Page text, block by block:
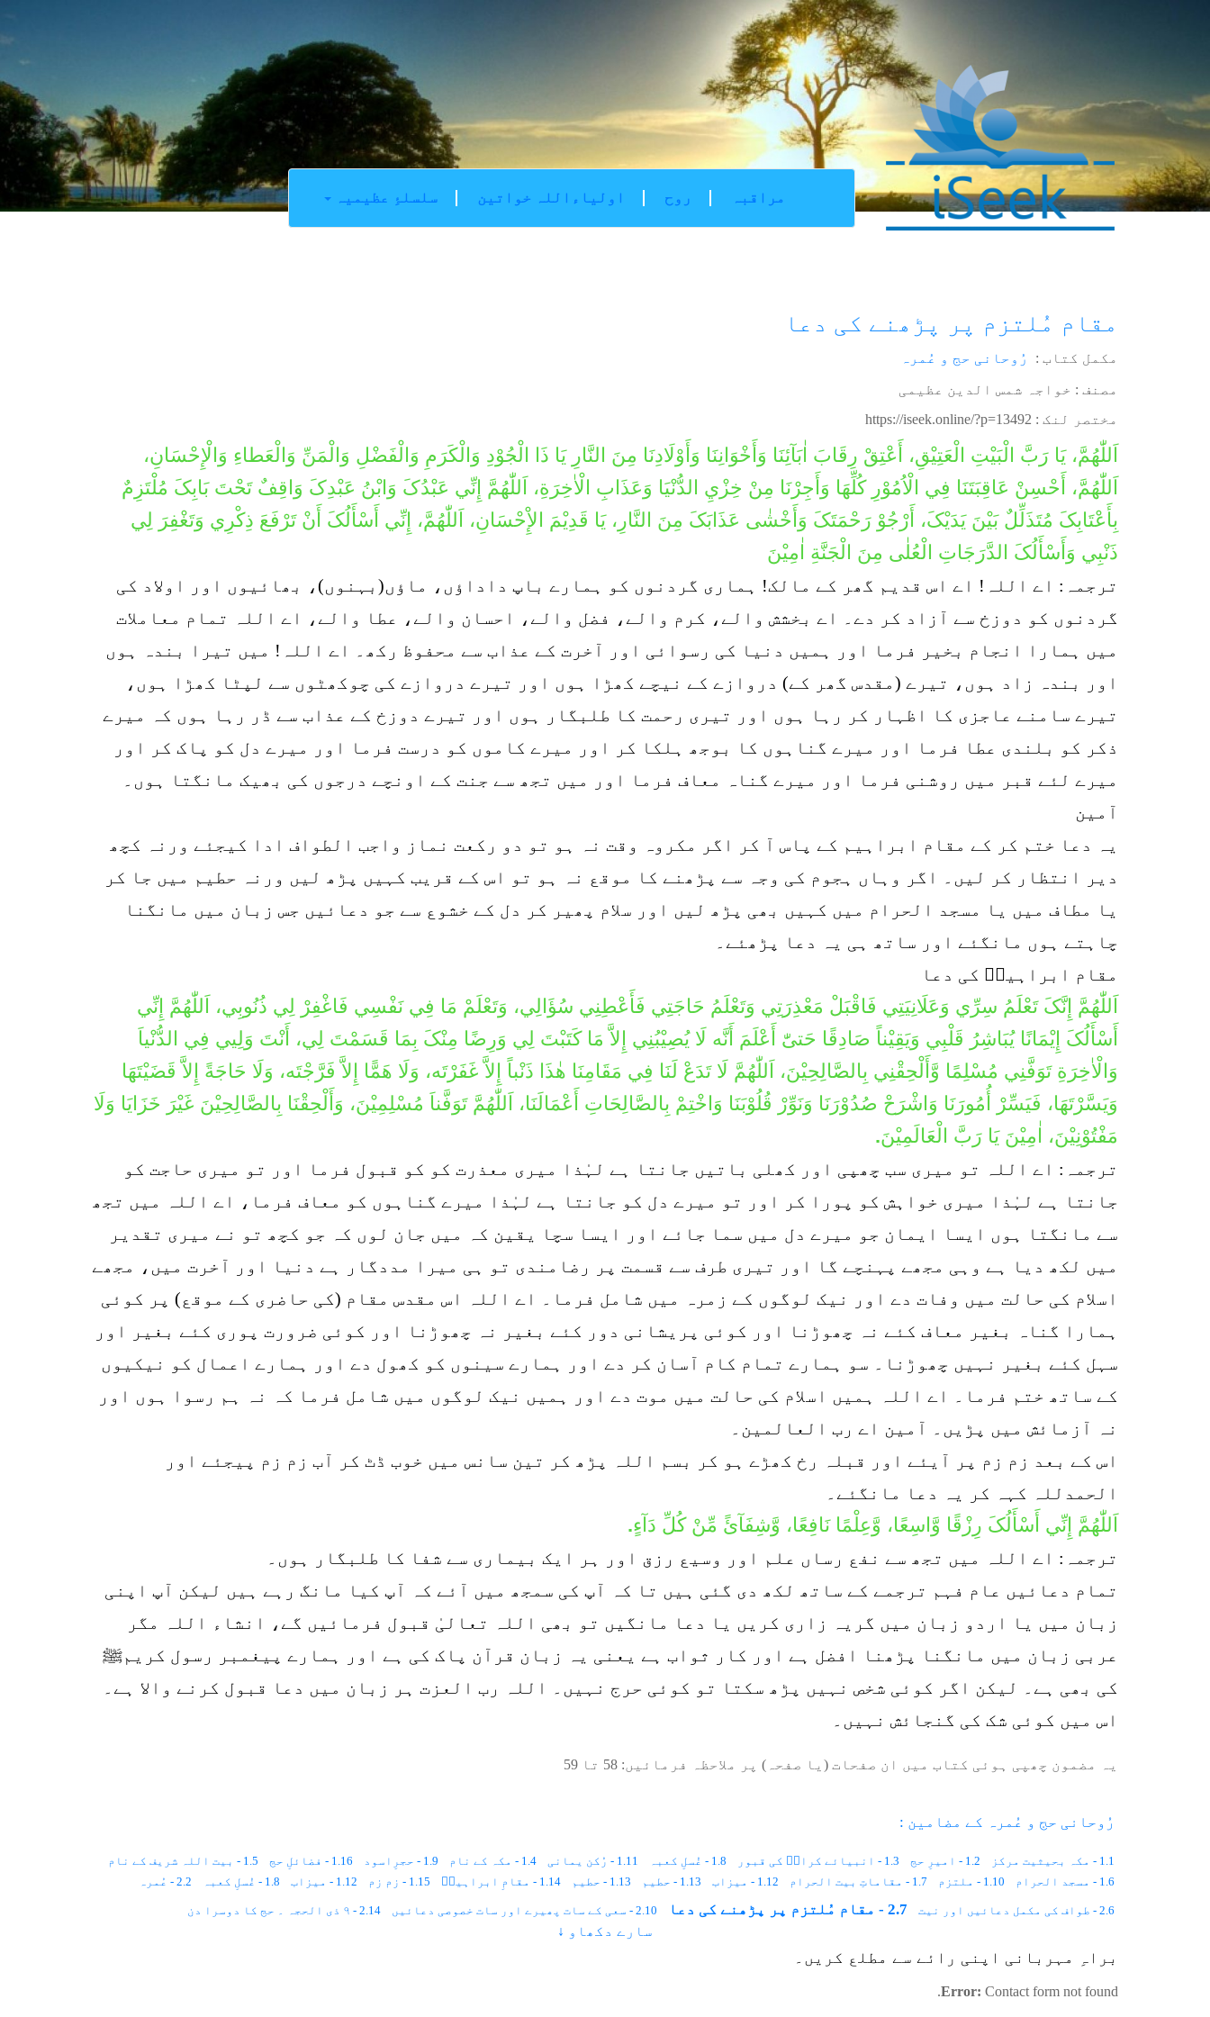
سلسلۂِ عظیمیہ اولیاءاللہ خواتین روح مراقبہ
مقام مُلتزم پر پڑھنے کی دعا
مکمل کتاب : رُوحانی حج و عُمرہ
مصنف : خواجہ شمس الدین عظیمی
مختصر لنک : https://iseek.online/?p=13492
اَللّٰهُمَّ، يَا رَبَّ الْبَيْتِ الْعَتِيْقِ، أَعْتِقْ رِقَابَ اٰبَآئِنَا وَأَخْوَانِنَا وَأَوْلَادِنَا مِنَ النَّارِ يَا ذَا الْجُوْدِ وَالْکَرَمِ وَالْفَضْلِ وَالْمَنِّ وَالْعَطاءِ وَالْإِحْسَانِ،
اَللّٰهُمَّ، أَحْسِنْ عَاقِبَتَنَا فِي الْاُمُوْرِ کُلِّهَا وَأَجِرْنَا مِنْ خِزْيِ الدُّنْيَا وَعَذَابِ الْاٰخِرَةِ، اَللّٰهُمَّ إِنِّي عَبْدُکَ وَابْنُ عَبْدِکَ وَاقِفٌ تَحْتَ بَابِکَ مُلْتَزِمٌ
بِأَعْتَابِکَ مُتَذَلِّلٌ بَيْنَ يَدَيْکَ، أَرْجُوْ رَحْمَتَکَ وَأَخْشٰی عَذَابَکَ مِنَ النَّارِ، يَا قَدِيْمَ الإِْحْسَانِ، اَللّٰهُمَّ، إِنِّي أَسْأَلُکَ أَنْ تَرْفَعَ ذِکْرِي وَتَغْفِرَ لِي
ذَنْبِي وَأَسْأَلُکَ الدَّرَجَاتِ الْعُلٰی مِنَ الْجَنَّةِ اٰمِيْنَ
ترجمہ: اے اللہ! اے اس قدیم گھر کے مالک! ہماری گردنوں کو ہمارے باپ داداؤں، ماؤں(بہنوں)، بھائیوں اور اولاد کی
گردنوں کو دوزخ سے آزاد کر دے۔ اے بخشش والے، کرم والے، فضل والے، احسان والے، عطا والے، اے اللہ تمام معاملات
میں ہمارا انجام بخیر فرما اور ہمیں دنیا کی رسوائی اور آخرت کے عذاب سے محفوظ رکھ۔ اے اللہ! میں تیرا بندہ ہوں
اور بندہ زاد ہوں، تیرے (مقدس گھر کے) دروازے کے نیچے کھڑا ہوں اور تیرے دروازے کی چوکھٹوں سے لپٹا کھڑا ہوں،
تیرے سامنے عاجزی کا اظہار کر رہا ہوں اور تیری رحمت کا طلبگار ہوں اور تیرے دوزخ کے عذاب سے ڈر رہا ہوں کہ میرے
ذکر کو بلندی عطا فرما اور میرے گناہوں کا بوجھ ہلکا کر اور میرے کاموں کو درست فرما اور میرے دل کو پاک کر اور
میرے لئے قبر میں روشنی فرما اور میرے گناہ معاف فرما اور میں تجھ سے جنت کے اونچے درجوں کی بھیک مانگتا ہوں۔
آمین
یہ دعا ختم کر کے مقام ابراہیم کے پاس آ کر اگر مکروہ وقت نہ ہو تو دو رکعت نماز واجب الطواف ادا کیجئے ورنہ کچھ
دیر انتظار کر لیں۔ اگر وہاں ہجوم کی وجہ سے پڑھنے کا موقع نہ ہو تو اس کے قریب کہیں پڑھ لیں ورنہ حطیم میں جا کر
یا مطاف میں یا مسجد الحرام میں کہیں بھی پڑھ لیں اور سلام پھیر کر دل کے خشوع سے جو دعائیں جس زبان میں مانگنا
چاہتے ہوں مانگئے اور ساتھ ہی یہ دعا پڑھئے۔
مقام ابراہیمؑ کی دعا
اَللّٰهُمَّ إِنَّکَ تَعْلَمُ سِرِّي وَعَلَانِيَتِي فَاقْبَلْ مَعْذِرَتِي وَتَعْلَمُ حَاجَتِي فَأَعْطِنِي سُؤَالِي، وَتَعْلَمْ مَا فِي نَفْسِي فَاغْفِرْ لِي ذُنُوبِي، اَللّٰهُمَّ إِنِّي
أَسْأَلُکَ إِيْمَانًا يُبَاشِرُ قَلْبِي وَيَقِيْناً صَادِقًا حَتیّٰ أَعْلَمَ أَنَّه لَا يُصِيْبُنِي إِلاَّ مَا کَتَبْتَ لِي وَرِضًا مِنْکَ بِمَا قَسَمْتَ لِي، أَنْتَ وَلِيي فِي الدُّنْياَ
وَالْاٰخِرَةِ تَوَفَّنِي مُسْلِمًا وَّأَلْحِقْنِي بِالصَّالِحِيْنَ، اَللّٰهُمَّ لَا تَدَعْ لَنَا فِي مَقَامِنَا هٰذَا ذَنْباً إِلاَّ غَفَرْتَه، وَلَا هَمًّا إِلاَّ فَرَّجْتَه، وَلَا حَاجَةً إِلاَّ قَضَيْتَهَا
وَيَسَّرْتَهَا، فَيَسِّرْ أُمُورَنَا وَاشْرَحْ صُدُوْرَنَا وَنَوِّرْ قُلُوْبَنَا وَاخْتِمْ بِالصَّالِحَاتِ أَعْمَالَنَا، اَللّٰهُمَّ تَوَفَّناَ مُسْلِمِيْنَ، وَأَلْحِقْنَا بِالصَّالِحِيْنَ غَيْرَ خَزَايَا وَلَا
مَفْتُوْنِيْنَ، اٰمِيْنَ يَا رَبَّ الْعَالَمِيْنَ.
ترجمہ: اے اللہ تو میری سب چھپی اور کھلی باتیں جانتا ہے لہٰذا میری معذرت کو کو قبول فرما اور تو میری حاجت کو
جانتا ہے لہٰذا میری خواہش کو پورا کر اور تو میرے دل کو جانتا ہے لہٰذا میرے گناہوں کو معاف فرما، اے اللہ میں تجھ
سے مانگتا ہوں ایسا ایمان جو میرے دل میں سما جائے اور ایسا سچا یقین کہ میں جان لوں کہ جو کچھ تو نے میری تقدیر
میں لکھ دیا ہے وہی مجھے پہنچے گا اور تیری طرف سے قسمت پر رضامندی تو ہی میرا مددگار ہے دنیا اور آخرت میں، مجھے
اسلام کی حالت میں وفات دے اور نیک لوگوں کے زمرہ میں شامل فرما۔ اے اللہ اس مقدس مقام (کی حاضری کے موقع) پر کوئی
ہمارا گناہ بغیر معاف کئے نہ چھوڑنا اور کوئی پریشانی دور کئے بغیر نہ چھوڑنا اور کوئی ضرورت پوری کئے بغیر اور
سہل کئے بغیر نہیں چھوڑنا۔ سو ہمارے تمام کام آسان کر دے اور ہمارے سینوں کو کھول دے اور ہمارے اعمال کو نیکیوں
کے ساتھ ختم فرما۔ اے اللہ ہمیں اسلام کی حالت میں موت دے اور ہمیں نیک لوگوں میں شامل فرما کہ نہ ہم رسوا ہوں اور
نہ آزمائش میں پڑیں۔ آمین اے رب العالمین۔
اس کے بعد زم زم پر آیئے اور قبلہ رخ کھڑے ہو کر بسم اللہ پڑھ کر تین سانس میں خوب ڈٹ کر آب زم زم پیجئے اور
الحمدللہ کہہ کر یہ دعا مانگئے۔
اَللّٰهُمَّ إِنِّي أَسْأَلُکَ رِزْقًا وَّاسِعًا، وَّعِلْمًا نَافِعًا، وَّشِفَآئً مِّنْ کُلِّ دَآءٍ.
ترجمہ: اے اللہ میں تجھ سے نفع رساں علم اور وسیع رزق اور ہر ایک بیماری سے شفا کا طلبگار ہوں۔
تمام دعائیں عام فہم ترجمے کے ساتھ لکھ دی گئی ہیں تا کہ آپ کی سمجھ میں آئے کہ آپ کیا مانگ رہے ہیں لیکن آپ اپنی
زبان میں یا اردو زبان میں گریہ زاری کریں یا دعا مانگیں تو بھی اللہ تعالیٰ قبول فرمائیں گے، انشاء اللہ مگر
عربی زبان میں مانگنا پڑھنا افضل ہے اور کار ثواب ہے یعنی یہ زبان قرآن پاک کی ہے اور ہمارے پیغمبر رسول کریمﷺ
کی بھی ہے۔ لیکن اگر کوئی شخص نہیں پڑھ سکتا تو کوئی حرج نہیں۔ اللہ رب العزت ہر زبان میں دعا قبول کرنے والا ہے۔
اس میں کوئی شک کی گنجائش نہیں۔
یہ مضمون چھپی ہوئی کتاب میں ان صفحات (یا صفحہ) پر ملاحظہ فرمائیں: 58 تا 59
رُوحانی حج و عُمرہ کے مضامین :
1.1 - مکہ بحیثیت مرکز 1.2 - امیرِ حج 1.3 - انبیائے کرامؑ کی قبور 1.8 - غُسلِ کعبہ 1.11 - رُکن یمانی 1.4 - مکہ کے نام 1.9 - حجرِاسود 1.16 - فضائلِ حج
1.5 - بیت اللہ شریف کے نام
1.6 - مسجد الحرام
1.10 - ملتزم 1.7 - مقاماتِ بیت الحرام 1.12 - میزاب 1.13 - حطیم 1.13 - حطیم 1.14 - مقامِ ابراہیمؑ 1.15 - زم زم 1.12 - میزاب 1.8 - غُسلِ کعبہ 2.2 - عُمرہ
2.6 - طواف کی مکمل دعائیں اور نیت 2.7 - مقام مُلتزم پر پڑھنے کی دعا 2.10 - سعی کے سات پھیرے اور سات خصوصی دعائیں 2.14 - ۹ ذی الحجہ ۔ حج کا دوسرا دن
2.3 - زم زم
2.19 - ۱۲ذی الحجہ۔۔۔حج کا پانچواں دن
2.4 - سعی صفا و مروہ
3.8 - چالیس نمازیں ادا کرنے کی حکمت، حکمتِ طواف، حدیث مبارک
سارے دکھاو ↓
براہِ مہربانی اپنی رائے سے مطلع کریں۔
Error: Contact form not found.